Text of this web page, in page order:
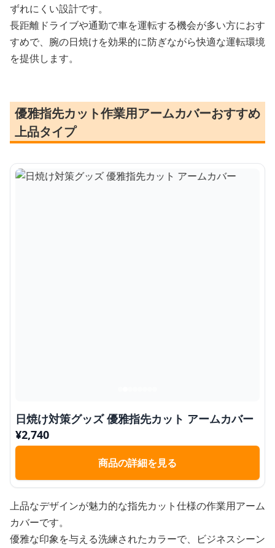
ずれにくい設計です。
長距離ドライブや通勤で車を運転する機会が多い方におす
すめで、腕の日焼けを効果的に防ぎながら快適な運転環境
を提供します。
優雅指先カット作業用アームカバーおすすめ
上品タイプ
日焼け対策グッズ 優雅指先カット アームカバー
¥2,740
商品の詳細を見る
上品なデザインが魅力的な指先カット仕様の作業用アーム
カバーです。
優雅な印象を与える洗練されたカラーで、ビジネスシーン